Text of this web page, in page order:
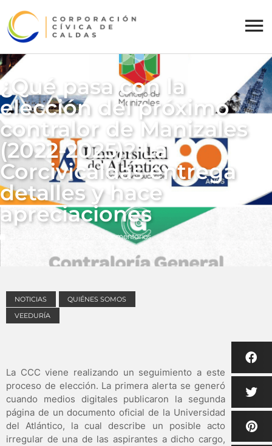
¿Qué pasa con la
elección del próximo
contralor de Manizales
(2022-2025)? La
Corcivicaldas entrega
detalles y hace
apreciaciones
Sin Comentarios
La CCC viene realizando un seguimiento a este
proceso de elección. La primera alerta se generó
cuando medios digitales publicaron la segunda
página de un documento oficial de la Universidad
del Atlántico, la cual describe un posible acto
irregular de una de las aspirantes a dicho cargo,
NOTICIAS
QUIÉNES SOMOS
VEEDURÍA